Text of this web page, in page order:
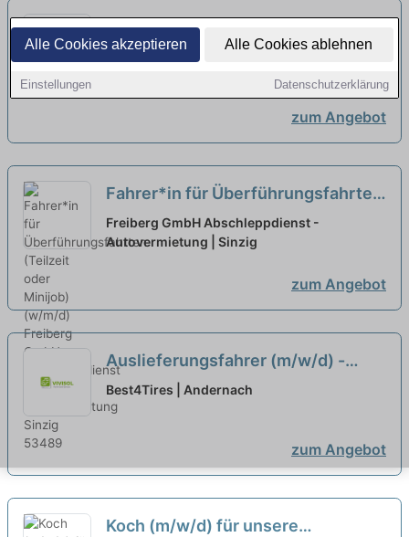
Alle Cookies akzeptieren Alle Cookies ablehnen
Einstellungen Datenschutzerklärung
Fahrer/in für Seniorenbeförderung
in Teilzeit (Minijob)
Caritasverband für die Region Düren-Jülich
zum Angebot
Fahrer*in für Überführungsfahrten
(Teilzeit oder Minijob) (w/m/d)
Freiberg GmbH Abschleppdienst -
Autovermietung | Sinzig
zum Angebot
Auslieferungsfahrer (m/w/d) -
Minijob/Aushilfe
Best4Tires | Andernach
zum Angebot
Koch (m/w/d) für unsere